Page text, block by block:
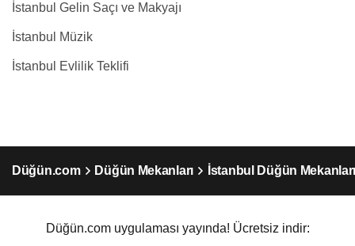
İstanbul Gelin Saçı ve Makyajı
İstanbul Müzik
İstanbul Evlilik Teklifi
Düğün.com Düğün Mekanları İstanbul Düğün
Düğün.com uygulaması yayında! Ücretsiz indir: